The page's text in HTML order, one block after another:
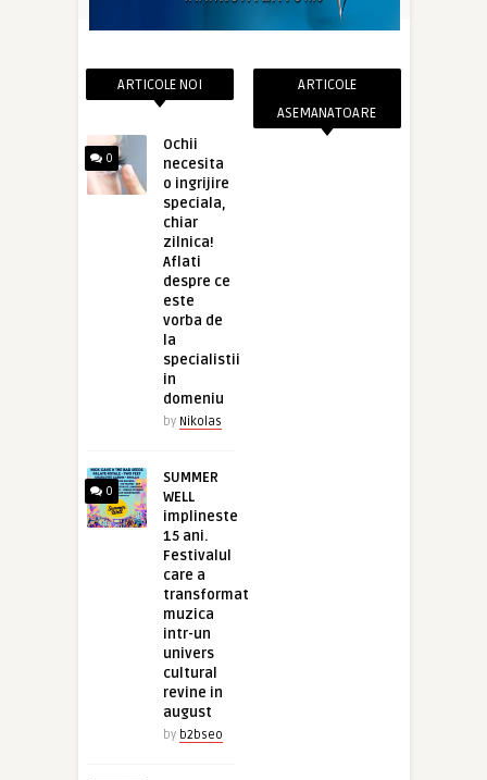
ARTICOLE NOI
0
Ochii
necesita
o ingrijire
speciala,
chiar
zilnica!
Aflati
despre ce
este
vorba de
la
specialistii
in
domeniu
by Nikolas
0
SUMMER
WELL
implineste
15 ani.
Festivalul
care a
transformat
muzica
intr-un
univers
cultural
revine in
august
by b2bseo
ARTICOLE
ASEMANATOARE